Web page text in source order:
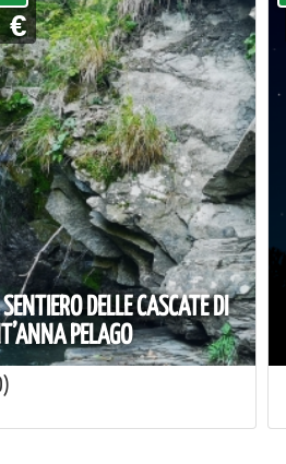
DELLE CASCATE DI
PELAGO
€